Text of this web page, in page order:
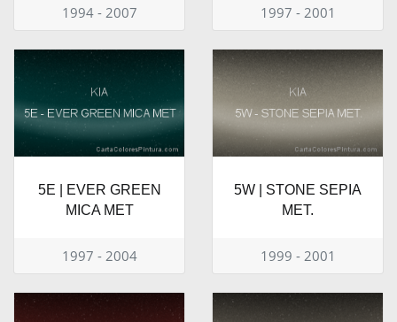
1994 - 2007 1997 - 2001
5E | EVER GREEN
MICA MET
1997 - 2004
5W | STONE SEPIA
MET.
1999 - 2001